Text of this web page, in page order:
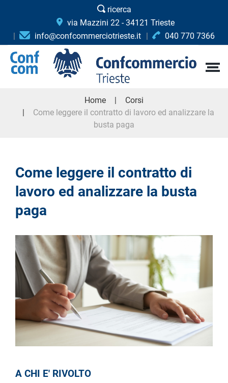
ricerca
via Mazzini 22 - 34121 Trieste
info@confcommerciotrieste.it
040 770 7366
Home
Corsi
Come leggere il contratto di lavoro ed analizzare la
busta paga
Come leggere il contratto di
lavoro ed analizzare la busta
paga
A CHI E' RIVOLTO